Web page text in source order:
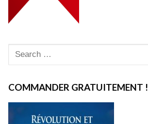
Rechercher
:
COMMANDER GRATUITEMENT !